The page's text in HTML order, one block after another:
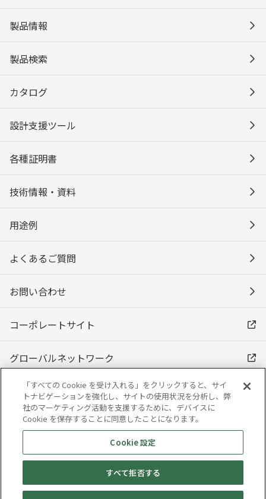
製品情報
製品検索
カタログ
設計支援ツール
各種証明書
技術情報・資料
用途例
よくあるご質問
お問い合わせ
コーポレートサイト
グローバルネットワーク
プライバシーポリシー
クッキーポリシー
サイトマップ
「すべての Cookie を受け入れる」をクリックすると、サイ
トナビゲーションを強化し、サイトの使用状況を分析し、弊
社のマーケティング活動を支援するために、デバイスに
Cookie を保存することに同意したことになります。
Cookie 設定
すべて拒否する